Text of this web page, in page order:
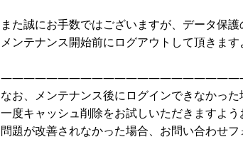
また誠にお手数ではございますが、データ保護
メンテナンス開始前にログアウトして頂きます
なお、メンテナンス後にログインできなかった
一度キャッシュ削除をお試しいただきますよう
問題が改善されなかった場合、お問い合わせ